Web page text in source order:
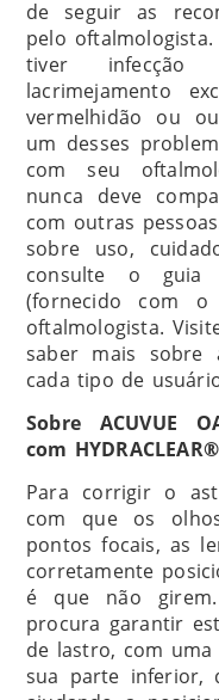
de seguir as
pelo
tiver infecção
lacrimejamento
vermelhidão ou
um desses
com seu
nunca deve
com outras
sobre uso,
consulte o guia
(fornecido com
oftalmologista.
saber mais sobre
cada tipo de
Sobre ACUVUE
com
Para corrigir o
com que os
pontos focais, as
corretamente
é que não
procura garantir
de lastro, com uma
sua parte inferior,